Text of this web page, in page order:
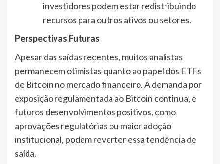
investidores podem estar redistribuindo
recursos para outros ativos ou setores.
Perspectivas Futuras
Apesar das saídas recentes, muitos analistas
permanecem otimistas quanto ao papel dos ETFs
de Bitcoin no mercado financeiro. A demanda por
exposição regulamentada ao Bitcoin continua, e
futuros desenvolvimentos positivos, como
aprovações regulatórias ou maior adoção
institucional, podem reverter essa tendência de
saída.